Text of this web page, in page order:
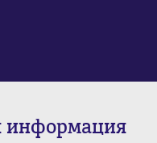
информация